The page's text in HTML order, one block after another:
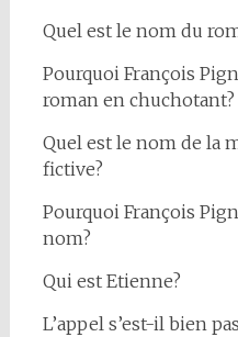
Quel est le nom du
Pourquoi François
roman en chuchotant?
Quel est le nom de la
fictive?
Pourquoi François
nom?
Qui est Etienne?
L’appel s’est-il bien